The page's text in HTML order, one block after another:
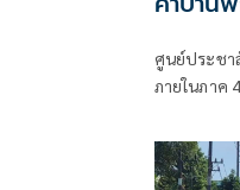
ศูนย์ประชา
ภายในภาค
ลอบยิงนาย